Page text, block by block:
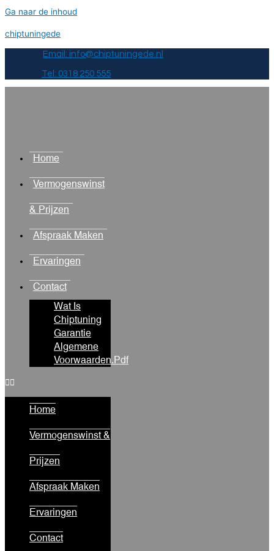
Ga naar de inhoud
chiptuningede
Email: info@chiptuningede.nl
Tel: 0318 250 555
Home
Vermogenswinst
& Prijzen
Afspraak Maken
Ervaringen
Contact
Wat Is
Chiptuning
Garantie
Algemene
Voorwaarden.pdf
Home
Vermogenswinst &
Prijzen
Afspraak Maken
Ervaringen
Contact